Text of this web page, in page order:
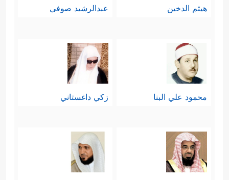
هيثم الدخين عبدالرشيد صوفي
محمود علي البنا زكي داغستاني